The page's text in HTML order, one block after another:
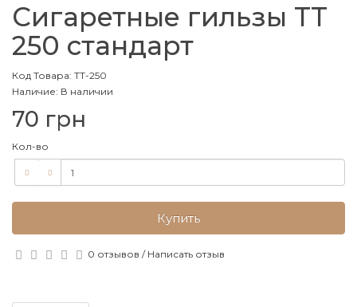
Сигаретные гильзы ТТ
250 стандарт
Код Товара: TT-250
Наличие: В наличии
70 грн
Кол-во
Купить
0 отзывов / Написать отзыв